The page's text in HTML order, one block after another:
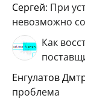
Сергей: При
невозможно
Как
Енгулатов
проблема